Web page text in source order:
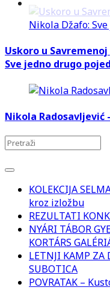
Uskoro u
Sve jedno drugo
Nikola Radosavljević –
KOLEKCIJA
kroz izložbu
REZULTATI
NYÁRI TÁBOR
KORTÁRS
LETNJI KAMP ZA
SUBOTICA
POVRATAK –